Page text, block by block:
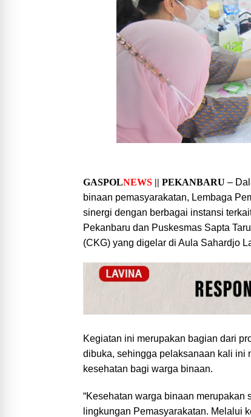
GASPOLNEWS || PEKANBARU –
binaan pemasyarakatan, Lembaga
sinergi dengan berbagai instansi
Pekanbaru dan Puskesmas Sapta
(CKG) yang digelar di Aula Sahardjo
Kegiatan ini merupakan bagian dari
dibuka, sehingga pelaksanaan kali ini
kesehatan bagi warga binaan.
“Kesehatan warga binaan
lingkungan Pemasyarakatan. Melalui